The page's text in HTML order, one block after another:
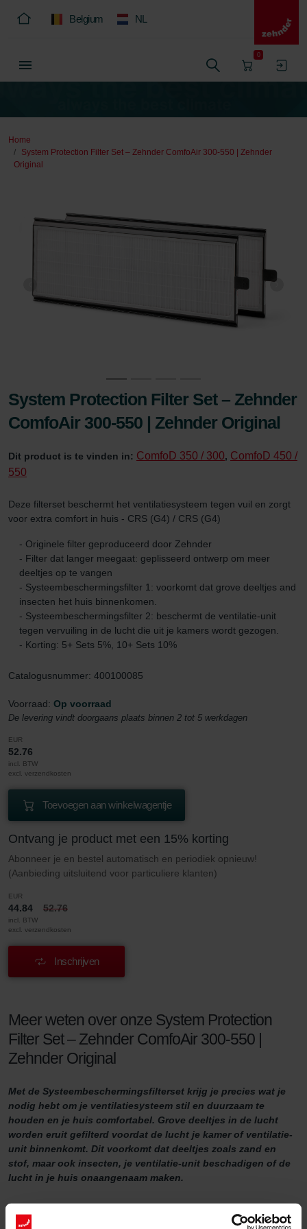
Belgium NL
0
Home
System Protection Filter Set – Zehnder ComfoAir 300-550 | Zehnder
Original
System Protection Filter Set – Zehnder
ComfoAir 300-550 | Zehnder Original
Dit product is te vinden in: ComfoD 350 / 300, ComfoD 450 /
550
Deze filterset beschermt het ventilatiesysteem tegen vuil en zorgt
voor extra comfort in huis - CRS (G4) / CRS (G4)
- Originele filter geproduceerd door Zehnder
- Filter dat langer meegaat: geplisseerd ontwerp om meer
deeltjes op te vangen
- Systeembeschermingsfilter 1: voorkomt dat grove deeltjes and
insecten het huis binnenkomen.
- Systeembeschermingsfilter 2: beschermt de ventilatie-unit
tegen vervuiling in de lucht die uit je kamers wordt gezogen.
- Korting: 5+ Sets 5%, 10+ Sets 10%
Catalogusnummer: 400100085
Voorraad: Op voorraad
De levering vindt doorgaans plaats binnen 2 tot 5 werkdagen
EUR
52.76
incl. BTW
excl. verzendkosten
Toevoegen aan winkelwagentje
Ontvang je product met een 15% korting
Abonneer je en bestel automatisch en periodiek opnieuw!
(Aanbieding uitsluitend voor particuliere klanten)
EUR
44.84 52.76
incl. BTW
excl. verzendkosten
Inschrijven
Meer weten over onze System Protection
Filter Set – Zehnder ComfoAir 300-550 |
Zehnder Original
Met de Systeembeschermingsfilterset krijg je precies wat je
nodig hebt om je ventilatiesysteem stil en duurzaam te
houden en je huis comfortabel. Grove deeltjes in de lucht
worden eruit gefilterd voordat de lucht je kamer of ventilatie-
unit binnenkomt. Dit voorkomt dat deeltjes zoals zand en
stof, maar ook insecten, je ventilatie-unit beschadigen of de
lucht in je huis onaangenaam maken.
Systeembeschermingsfilterset